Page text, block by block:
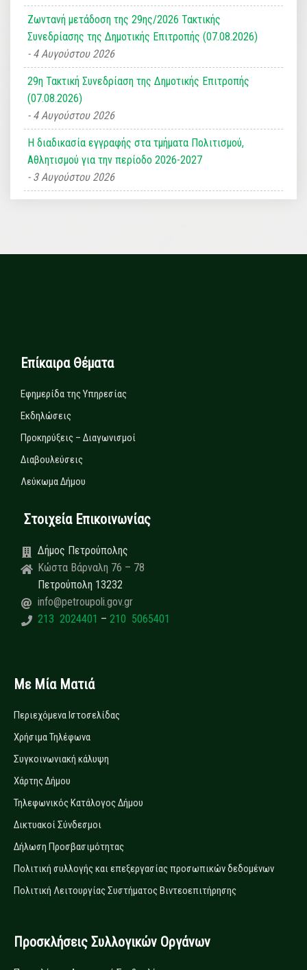
Ζωντανή μετάδοση της 29ης/2026 Τακτικής
Συνεδρίασης της Δημοτικής Επιτροπής (07.08.2026)
4 Αυγούστου 2026
29η Τακτική Συνεδρίαση της Δημοτικής Επιτροπής
(07.08.2026)
4 Αυγούστου 2026
Η διαδικασία εγγραφής στα τμήματα Πολιτισμού,
Αθλητισμού για την περίοδο 2026-2027
3 Αυγούστου 2026
Επίκαιρα Θέματα
Εφημερίδα της Υπηρεσίας
Εκδηλώσεις
Προκηρύξεις – Διαγωνισμοί
Διαβουλεύσεις
Λεύκωμα Δήμου
Στοιχεία Επικοινωνίας
Δήμος Πετρούπολης
Κώστα Βάρναλη 76 – 78
Πετρούπολη 13232
info@petroupoli.gov.gr
213 2024401 – 210 5065401
Με Μία Ματιά
Περιεχόμενα Ιστοσελίδας
Χρήσιμα Τηλέφωνα
Συγκοινωνιακή κάλυψη
Χάρτης Δήμου
Τηλεφωνικός Κατάλογος Δήμου
Δικτυακοί Σύνδεσμοι
Δήλωση Προσβασιμότητας
Πολιτική συλλογής και επεξεργασίας προσωπικών δεδομένων
Πολιτική Λειτουργίας Συστήματος Βιντεοεπιτήρησης
Προσκλήσεις Συλλογικών Οργάνων